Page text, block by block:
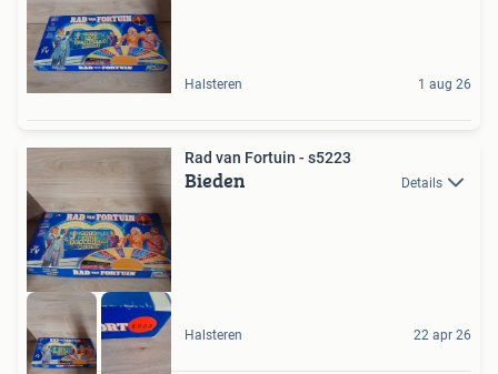
Halsteren 1 aug 26
Rad van Fortuin - s5223
Bieden Details
Halsteren 22 apr 26